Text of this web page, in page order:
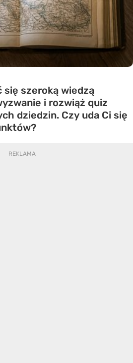
się szeroką wiedzą
i rozwiąż quiz
dziedzin. Czy uda Ci się